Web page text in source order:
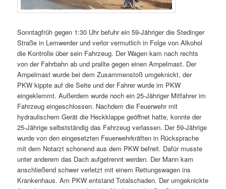
Sonntagfrüh gegen 1:30 Uhr befuhr ein 59-Jähriger die Stedinger
Straße in Lemwerder und verlor vermutlich in Folge von Alkohol
die Kontrolle über sein Fahrzeug. Der Wagen kam nach rechts
von der Fahrbahn ab und prallte gegen einen Ampelmast. Der
Ampelmast wurde bei dem Zusammenstoß umgeknickt, der
PKW kippte auf die Seite und der Fahrer wurde im PKW
eingeklemmt. Außerdem wurde noch ein 25-Jähriger Mitfahrer im
Fahrzeug eingeschlossen. Nachdem die Feuerwehr mit
hydraulischem Gerät die Heckklappe geöffnet hatte, konnte der
25-Jährige selbstständig das Fahrzeug verlassen. Der 59-Jährige
wurde von den eingesetzten Feuerwehrkräften in Rücksprache
mit dem Notarzt schonend aus dem PKW befreit. Dafür musste
unter anderem das Dach aufgetrennt werden. Der Mann kam
anschließend schwer verletzt mit einem Rettungswagen ins
Krankenhaus. Am PKW entstand Totalschaden. Der umgeknickte